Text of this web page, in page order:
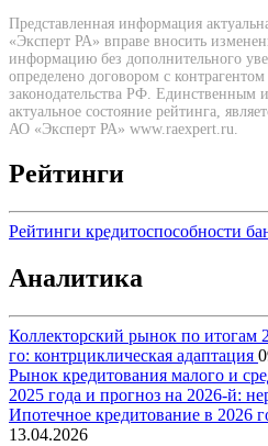
Представленная информация
«Эксперт РА» вправе вносить
информацию без дополнительного
определено договором с
законодательства РФ.
актуальное состояние рейтинга,
АО «Эксперт РА» www.raexpert.ru.
Рейтинги
Рейтинги кредитоспособности
Аналитика
Коллекторский рынок по итогам
го: контрциклическая адаптация
Рынок кредитования малого и
2025 года и прогноз на 2026-й:
Ипотечное кредитование в 2026
13.04.2026